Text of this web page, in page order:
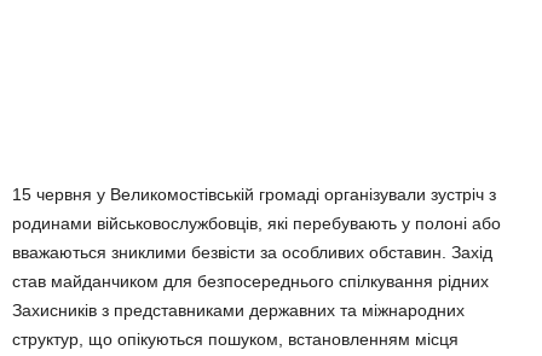
15 червня у Великомостівській громаді організували зустріч з
родинами військовослужбовців, які перебувають у полоні або
вважаються зниклими безвісти за особливих обставин. Захід
став майданчиком для безпосереднього спілкування рідних
Захисників з представниками державних та міжнародних
структур, що опікуються пошуком, встановленням місця